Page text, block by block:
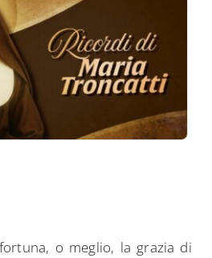
o meglio, la grazia di